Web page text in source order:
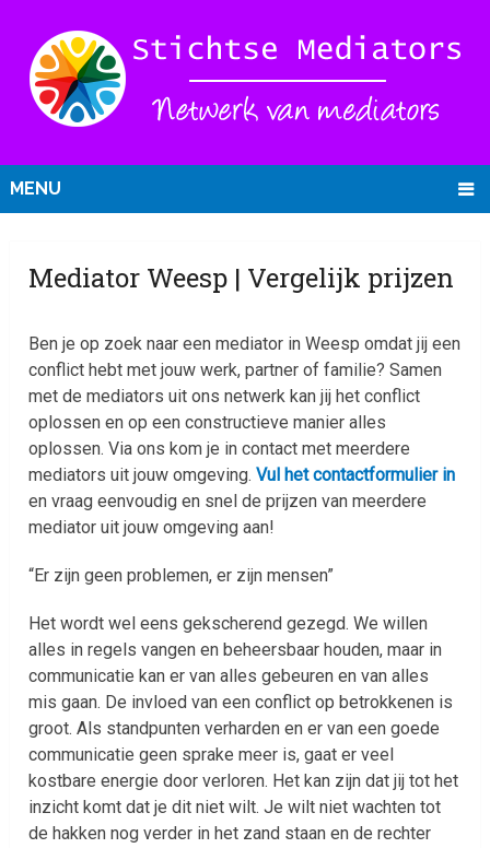
MENU
Mediator Weesp | Vergelijk prijzen
Ben je op zoek naar een mediator in Weesp omdat jij een
conflict hebt met jouw werk, partner of familie? Samen
met de mediators uit ons netwerk kan jij het conflict
oplossen en op een constructieve manier alles
oplossen. Via ons kom je in contact met meerdere
mediators uit jouw omgeving.Vul het contactformulier in
en vraag eenvoudig en snel de prijzen van meerdere
mediator uit jouw omgeving aan!
“Er zijn geen problemen, er zijn mensen”
Het wordt wel eens gekscherend gezegd. We willen
alles in regels vangen en beheersbaar houden, maar in
communicatie kan er van alles gebeuren en van alles
mis gaan. De invloed van een conflict op betrokkenen is
groot. Als standpunten verharden en er van een goede
communicatie geen sprake meer is, gaat er veel
kostbare energie door verloren. Het kan zijn dat jij tot het
inzicht komt dat je dit niet wilt. Je wilt niet wachten tot
de hakken nog verder in het zand staan en de rechter